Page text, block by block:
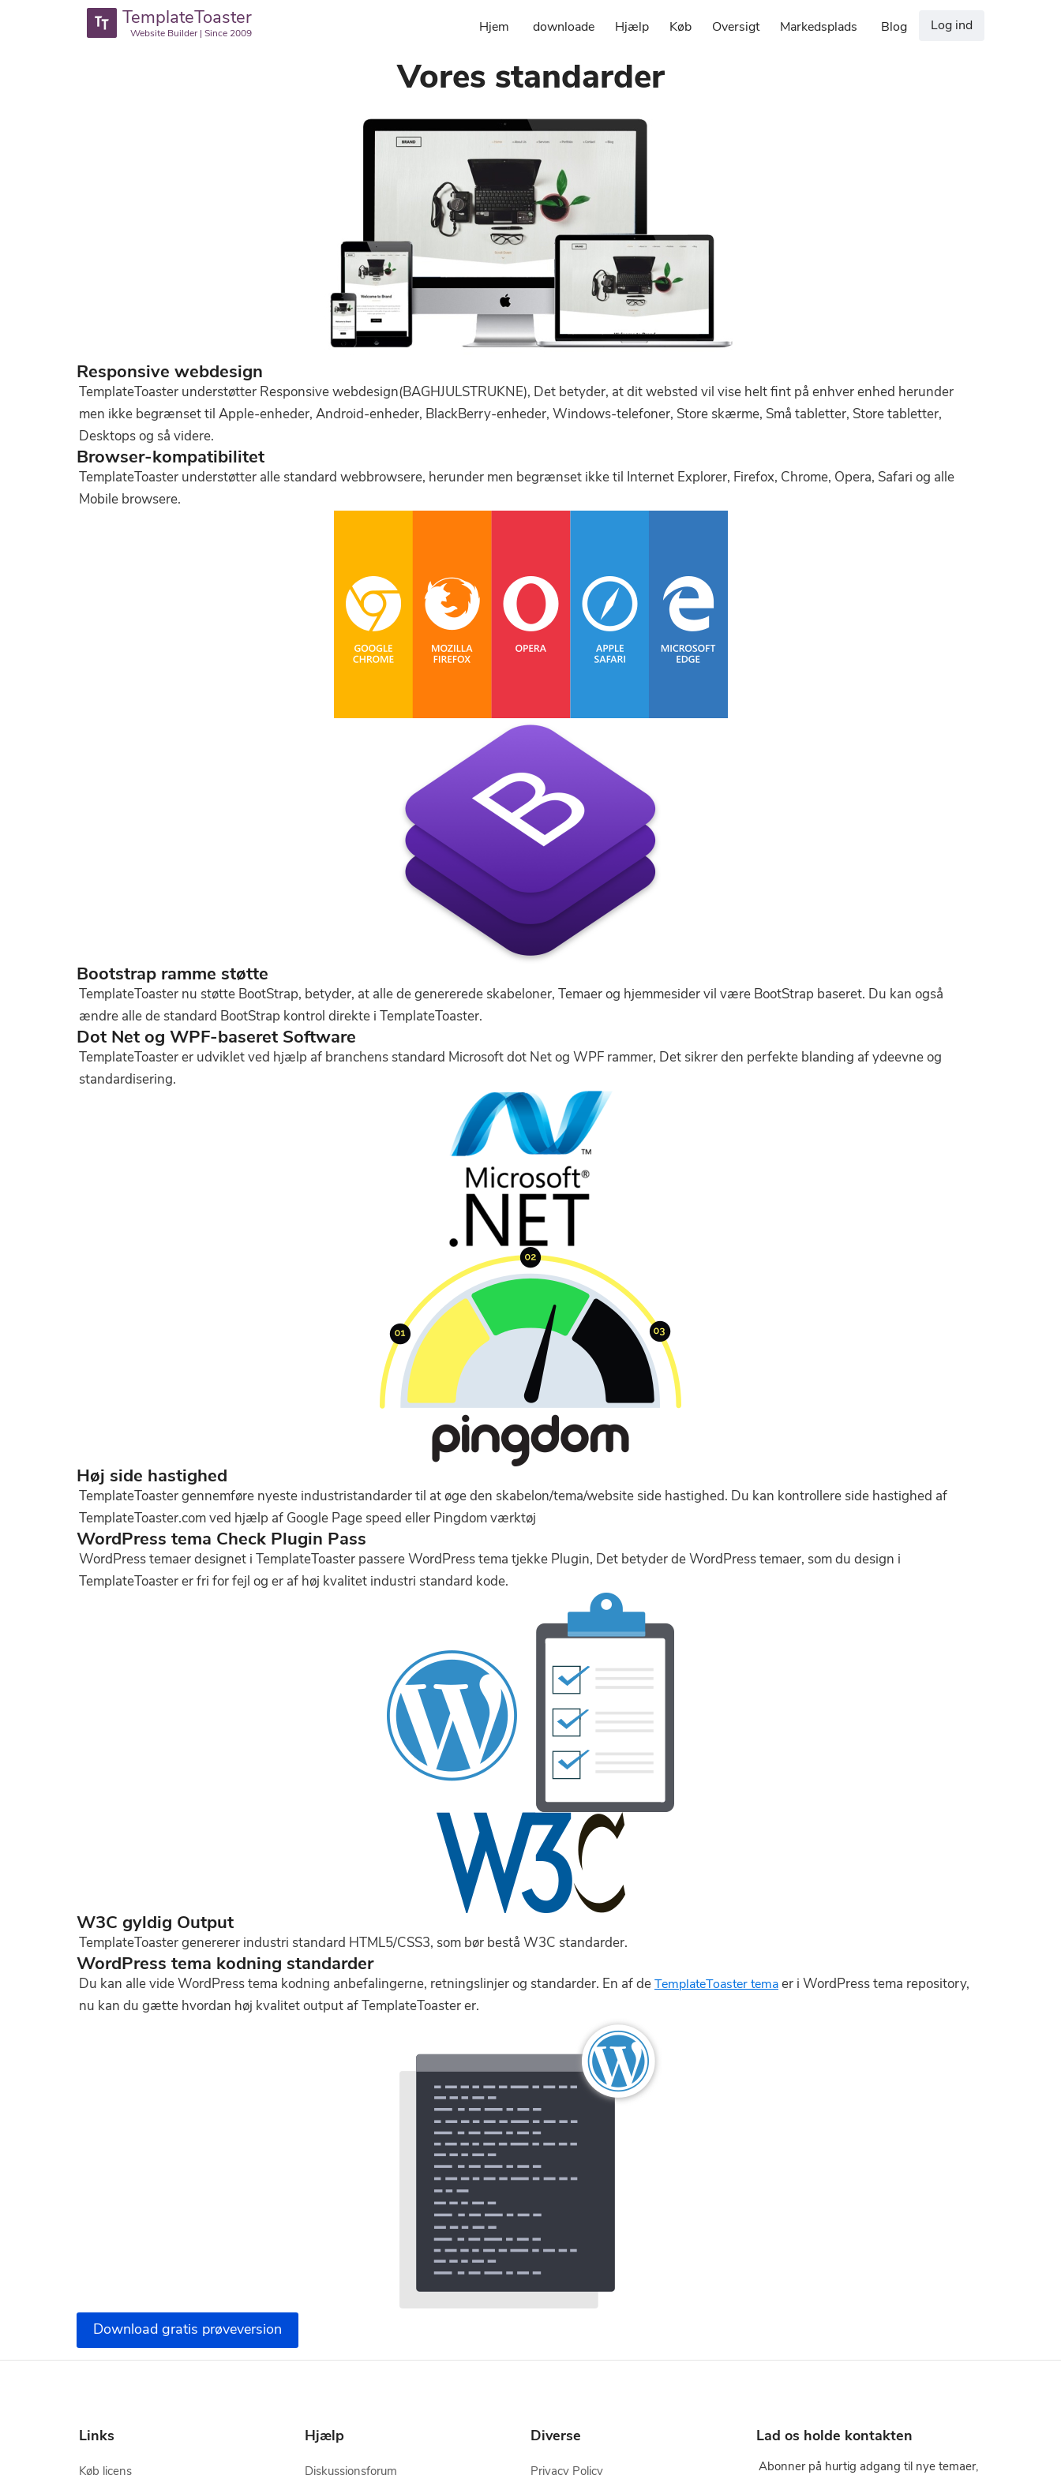
TemplateToaster
Website Builder | Since 2009 Hjem downloade Hjælp Køb Oversigt Markedsplads Blog Log ind
Vores standarder
Responsive webdesign
TemplateToaster understøtter Responsive webdesign(BAGHJULSTRUKNE), Det betyder, at dit websted vil vise helt fint på enhver enhed herunder
men ikke begrænset til Apple-enheder, Android-enheder, BlackBerry-enheder, Windows-telefoner, Store skærme, Små tabletter, Store tabletter,
Desktops og så videre.
Browser-kompatibilitet
TemplateToaster understøtter alle standard webbrowsere, herunder men begrænset ikke til Internet Explorer, Firefox, Chrome, Opera, Safari og alle
Mobile browsere.
Bootstrap ramme støtte
TemplateToaster nu støtte BootStrap, betyder, at alle de genererede skabeloner, Temaer og hjemmesider vil være BootStrap baseret. Du kan også
ændre alle de standard BootStrap kontrol direkte i TemplateToaster.
Dot Net og WPF-baseret Software
TemplateToaster er udviklet ved hjælp af branchens standard Microsoft dot Net og WPF rammer, Det sikrer den perfekte blanding af ydeevne og
standardisering.
Høj side hastighed
TemplateToaster gennemføre nyeste industristandarder til at øge den skabelon/tema/website side hastighed. Du kan kontrollere side hastighed af
TemplateToaster.com ved hjælp af Google Page speed eller Pingdom værktøj
WordPress tema Check Plugin Pass
WordPress temaer designet i TemplateToaster passere WordPress tema tjekke Plugin, Det betyder de WordPress temaer, som du design i
TemplateToaster er fri for fejl og er af høj kvalitet industri standard kode.
W3C gyldig Output
TemplateToaster genererer industri standard HTML5/CSS3, som bør bestå W3C standarder.
WordPress tema kodning standarder
Du kan alle vide WordPress tema kodning anbefalingerne, retningslinjer og standarder. En af deTemplateToaster temaer i WordPress tema repository,
nu kan du gætte hvordan høj kvalitet output af TemplateToaster er.
Download gratis prøveversion
Links
Køb licens
Hjælp
Diskussionsforum
Diverse
Privacy Policy
Lad os holde kontakten
Abonner på hurtig adgang til nye temaer,